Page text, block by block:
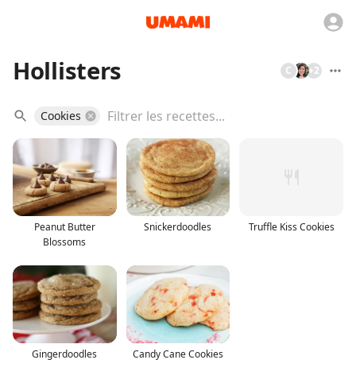
Hollisters +2
C
Cookies
Peanut Butter
Blossoms
Snickerdoodles Truffle Kiss Cookies
Gingerdoodles Candy Cane Cookies